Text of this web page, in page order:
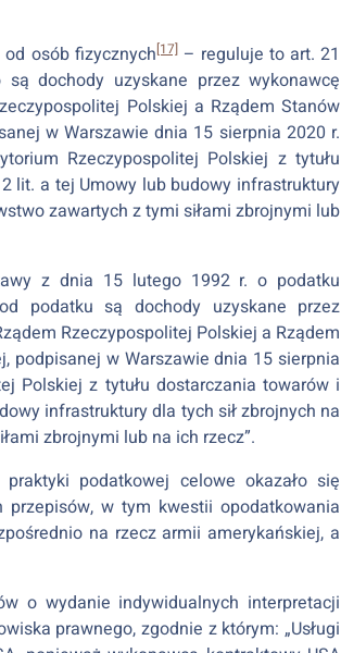
osób fizycznych[17]– reguluje to art. 21
dochody uzyskane przez wykonawcę
Polskiej a Rządem Stanów
w Warszawie dnia 15 sierpnia 2020 r.
Rzeczypospolitej Polskiej z tytułu
lit. a tej Umowy lub budowy infrastruktury
zawartych z tymi siłami zbrojnymi lub
z dnia 15 lutego 1992 r. o podatku
podatku są dochody uzyskane przez
Rzeczypospolitej Polskiej a Rządem
podpisanej w Warszawie dnia 15 sierpnia
Polskiej z tytułu dostarczania towarów i
infrastruktury dla tych sił zbrojnych na
zbrojnymi lub na ich rzecz”.
podatkowej celowe okazało się
w tym kwestii opodatkowania
na rzecz armii amerykańskiej, a
o wydanie indywidualnych interpretacji
prawnego, zgodnie z którym: „Usługi